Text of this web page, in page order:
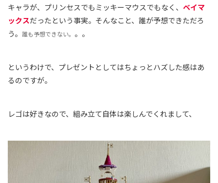
キャラが、プリンセスでもミッキーマウスでもなく、 ベイマ
ックスだったという事実。そんなこと、誰が予想できただろ
う。 誰も予想できない。 。。
というわけで、プレゼントとしてはちょっとハズした感はあ
るのですが。
レゴは好きなので、組み立て自体は楽しんでくれまして、